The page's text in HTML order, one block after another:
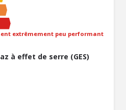
extrêmement peu performant
à effet de serre (GES)